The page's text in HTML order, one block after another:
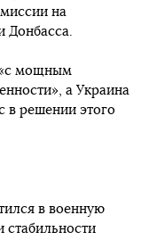
на
Донбасса.
мощным
а Украина
в решении этого
в военную
стабильности